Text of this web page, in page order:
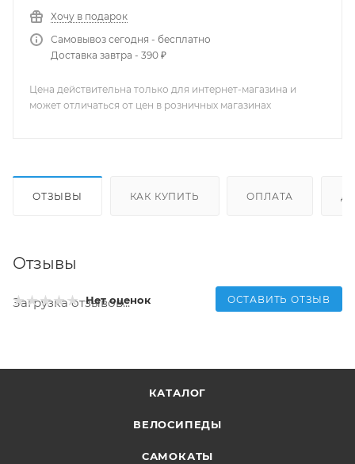
Хочу в подарок
Самовывоз сегодня - бесплатно
Доставка завтра - 390 ₽
Цена действительна только для интернет-магазина и
может отличаться от цен в розничных магазинах
ОТЗЫВЫ КАК КУПИТЬ ОПЛАТА
Отзывы
Нет оценок ОСТАВИТЬ ОТЗЫВ
Загрузка отзывов...
КАТАЛОГ
ВЕЛОСИПЕДЫ
САМОКАТЫ